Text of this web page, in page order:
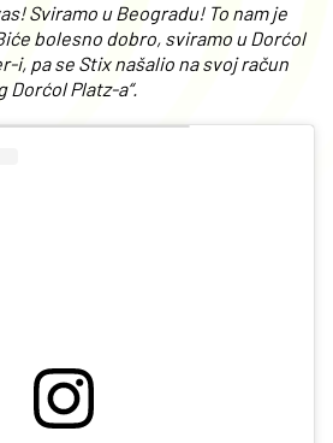
Sviramo u Beogradu! To nam je
bolesno dobro, sviramo u Dorćol
i, pa se Stix našalio na svoj račun
Dorćol Platz-a“.